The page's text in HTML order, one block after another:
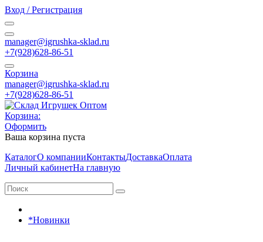
Вход / Регистрация
manager@igrushka-sklad.ru
+7(928)628-86-51
Корзина
manager@igrushka-sklad.ru
+7(928)628-86-51
Корзина:
Оформить
Ваша корзина пуста
КаталогО компанииКонтактыДоставкаОплата
Личный кабинетНа главную
*Новинки